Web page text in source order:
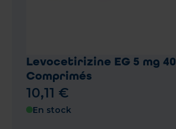
Levocetirizine EG 5 mg 40
Comprimés
10,11 €
En stock